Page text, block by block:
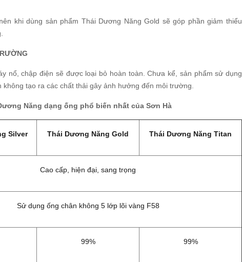
khi dùng sản phẩm Thái Dương Năng Gold sẽ góp phần giảm thiểu
nổ, chập điện sẽ được loại bỏ hoàn toàn. Chưa kể, sản phẩm sử dụng
tạo ra các chất thải gây ảnh hưởng đến môi trường.
Năng dạng ống phổ biến nhất của Sơn Hà
Silver Thái Dương Năng Gold Thái Dương Năng Titan
Cao cấp, hiện đại, sang trọng
Sử dụng ống chân không 5 lớp lõi vàng F58
99% 99%